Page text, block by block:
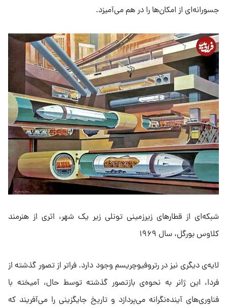
جسورانه‌ای از امکان‌ها را در هم می‌آمیزد.
شبکه‌ای از قطارهای زیرزمینی تونلی زیر یک شهر، اثری از هنرمند
کلاوس بورگل، سال ۱۹۶۹
لایه‌ی دیگری نیز در رتروفیوچریسم وجود دارد. فراتر از تصور گذشته از
فردا، این ژانر به نحوه‌ی بازتصور گذشته توسط حال، آمیخته با
فناوری‌های آینده‌نگرانه می‌پردازد و تاریخ جایگزینی را می‌آفریند که